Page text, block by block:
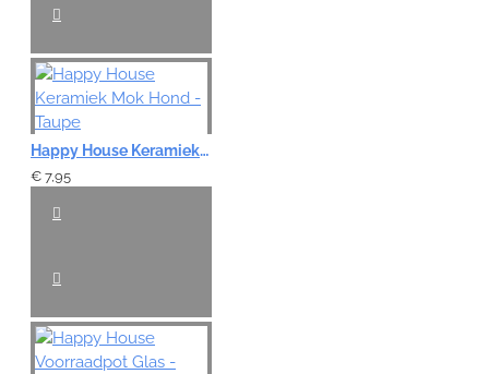
Happy House Keramiek Mok Hond - Taupe
€ 7,95